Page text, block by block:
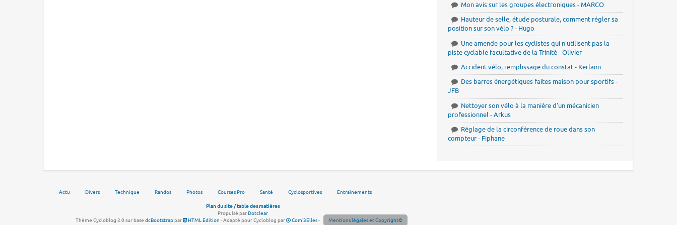
Mon avis sur les groupes électroniques - MARCO
Hauteur de selle, étude posturale, comment régler sa
position sur son vélo ? - Hugo
Une amende pour les cyclistes qui n'utilisent pas la
piste cyclable facultative de la Trinité - Olivier
Accident vélo, remplissage du constat - Kerlann
Des barres énergétiques faites maison pour sportifs -
JFB
Nettoyer son vélo à la manière d'un mécanicien
professionnel - Arkus
Réglage de la circonférence de roue dans son
compteur - Fiphane
Actu Divers Technique Randos Photos Courses Pro Santé Cyclosportives Entraînements
Plan du site / table des matières
Propulsé parDotclear
Thème Cycloblog 2.0 sur base dcBootstrappar HTML Edition - Adapté pour Cycloblog par Com'3Elles- Mentions légales et Copyright©